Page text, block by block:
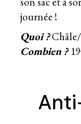
journée !
Quoi ?
Combien ?